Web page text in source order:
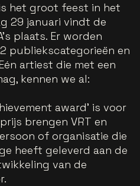
het groot feest in het
29 januari vindt de
plaats. Er worden
publiekscategorieën en
artiest die met een
kennen we al:
award’ is voor
brengen VRT en
of organisatie die
heeft geleverd aan de
van de